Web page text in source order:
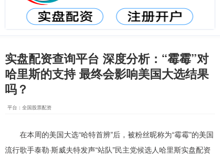
实盘配资查询平台 深度分析：“霉霉”对
哈里斯的支持 最终会影响美国大选结果
吗？
平台：全国股票配资
在本周的美国大选“哈特首辨”后，被粉丝昵称为“霉霉”的美国
流行歌手泰勒·斯威夫特发声“站队”民主党候选人哈里斯实盘配资